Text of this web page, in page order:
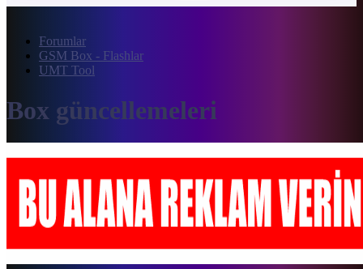
Forumlar
GSM Box - Flashlar
UMT Tool
Box güncellemeleri